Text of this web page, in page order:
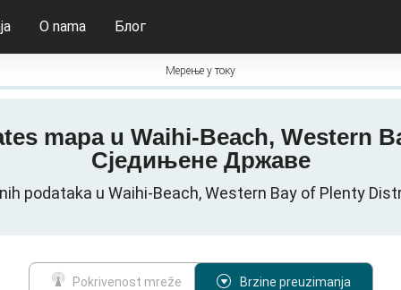
O nama Блог
Мерење у току
mapa u Waihi-Beach, Western
Сједињене Државе
podataka u Waihi-Beach, Western Bay of Plenty
Pokrivenost mreže Brzine preuzimanja